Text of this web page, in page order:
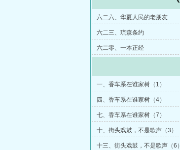
六二六、华夏人民的老朋友
六二三、琉森条约
六二零、一本正经
一、香车系在谁家树（1）
四、香车系在谁家树（4）
七、香车系在谁家树（7）
十、街头戏鼓，不是歌声（3）
十三、街头戏鼓，不是歌声（6）